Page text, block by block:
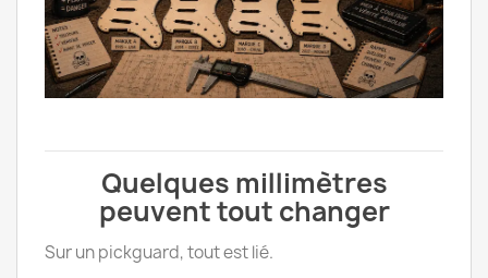
Quelques millimètres
peuvent tout changer
Sur un pickguard, tout est lié.